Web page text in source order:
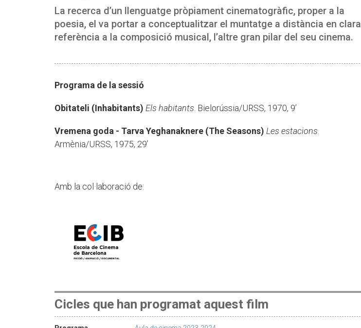
La recerca d’un llenguatge pròpiament cinematogràfic, proper a la
poesia, el va portar a conceptualitzar el muntatge a distància en clara
referència a la composició musical, l’altre gran pilar del seu cinema.
Programa de la sessió
Obitateli (Inhabitants) Els habitants . Bielorússia/URSS, 1970, 9’
Vremena goda - Tarva Yeghanaknere (The Seasons) Les estacions
Armènia/URSS, 1975, 29’
Amb la col·laboració de:
Cicles que han programat aquest film